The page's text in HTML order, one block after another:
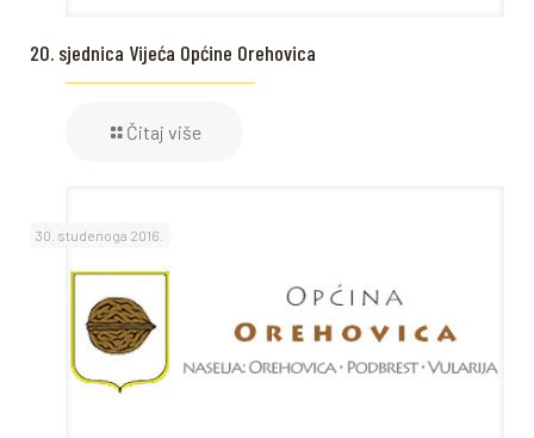
20. sjednica Vijeća Općine Orehovica
Čitaj više
30. studenoga 2016.